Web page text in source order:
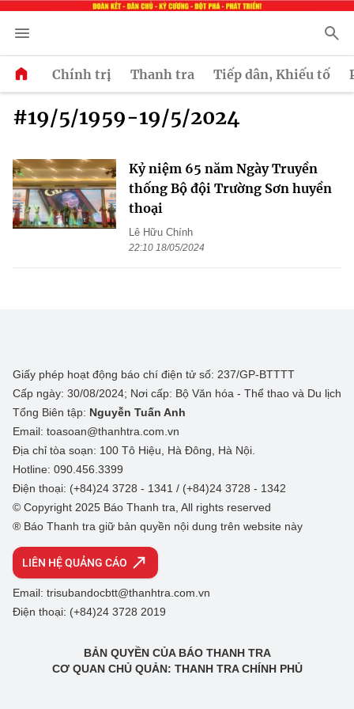
Chính trị Thanh tra Tiếp dân, Khiếu tố
#19/5/1959-19/5/2024
Kỷ niệm 65 năm Ngày Truyền
thống Bộ đội Trường Sơn huyền
thoại
Lê Hữu Chính
22:10 18/05/2024
Giấy phép hoạt động báo chí điện tử số: 237/GP-BTTTT
Cấp ngày: 30/08/2024; Nơi cấp: Bộ Văn hóa - Thể thao và Du lịch
Tổng Biên tập: Nguyễn Tuấn Anh
Email: toasoan@thanhtra.com.vn
Địa chỉ tòa soạn: 100 Tô Hiệu, Hà Đông, Hà Nội.
Hotline: 090.456.3399
Điện thoại: (+84)24 3728 - 1341 / (+84)24 3728 - 1342
© Copyright 2025 Báo Thanh tra, All rights reserved
® Báo Thanh tra giữ bản quyền nội dung trên website này
LIÊN HỆ QUẢNG CÁO
Email: trisubandocbtt@thanhtra.com.vn
Điện thoại: (+84)24 3728 2019
BẢN QUYỀN CỦA BÁO THANH TRA
CƠ QUAN CHỦ QUẢN: THANH TRA CHÍNH PHỦ